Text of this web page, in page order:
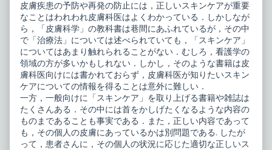
づ
く
キ
ン
ケ
ア
Q&A
published
on
エ
ビ
デ
ン
ス
に
基
づ
く
ス
キ
ン
ケ
ア
Q&A,
皮膚疾患の予防や再発の防止には，正しいスキンケアが重要
なことはわれわれ皮膚科医はよくわかっている．しかしなが
ら，「皮膚科学」の教科書は巷間にあふれているが，その中
で「治療法」については述べられていても，「スキンケア」
についてはあまり触れられることがない．むしろ，看護学の
領域の方が多いかもしれない．しかし，そのような書籍は皮
膚科医向けには書かれておらず，皮膚科医が知りたいスキン
ケアについての情報を得ることは意外に難しい．
一方，一般向けに「スキンケア」を取り上げる書籍や雑誌は
たくさんある．その中には首をかしげたくなるような内容の
ものまであることも事実である．また，正しい内容であって
も，その個人の皮膚にあっているかは別問題である. したが
って，患者さんに，その個人の状況に応じた適切な正しいス